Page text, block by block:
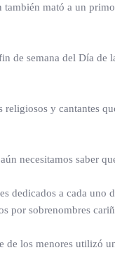
mató a un
de semana del Día
y cantantes
necesitamos saber
dedicados a cada uno
por sobrenombres
de los menores utilizó